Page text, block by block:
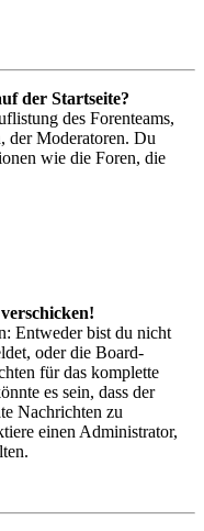
der Startseite?
des Forenteams,
der Moderatoren. Du
wie die Foren, die
Entweder bist du nicht
oder die Board-
für das komplette
es sein, dass der
Nachrichten zu
einen Administrator,